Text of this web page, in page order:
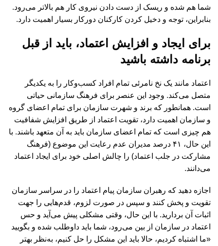
شما هم شده و ریسک از دست دادن نیروی کار هم بالاتر می‌رود.
بنابراین، توجه و دخیل کردن کارکنان دورکار بسیار اهمیت دارد.
برای ایجاد و افزایش اعتماد، باید از قبل
برنامه داشته باشید
اعتماد مانند یک نخ نامرئی تمام افراد کسب‌و‌کار را به یکدیگر
متصل می‌کند. وجود این عنصر برای فرهنگ سازمانی حیاتی
است. همانطور که برند و شهرت سازمان برای تمام اعضای گروه
و سازمان اهمیت دارد، تقویت اعتماد از طریق افزایش شفافیت
هم چیزی است که تمام اعضای سازمان باید به آن متعهد باشند. با
این حال، ۴۱ درصد مدیران عدم رعایت این موضوع (فرهنگ
مشارکت در جلب اعتماد) را چالش اصلی خود برای ایجاد اعتماد
می‌دانند.
اجازه دهید که رهبران سازمان پیام اعتماد را در سراسر سازمان
تقویت و پخش کنند و سپس در صورت لزوم، قدم‌هایی را جهت
اثبات آن بردارید. با این حال، وقتی مشکلی پیش می‌آید و حس
اعتماد در سازمان از بین می‌رود، شما باید داوطلب شده و بگویید
«ما اشتباه کردیم، حالا باید این مشکل را حل کنیم، به‌نظر بهتر